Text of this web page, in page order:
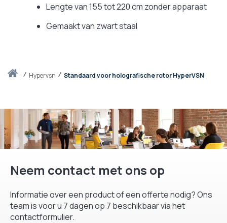
Thuishypervsn Standaard voor holografische rotor HyperVSN
Lengte van 155 tot 220 cm zonder apparaat
Gemaakt van zwart staal
Neem contact met ons op
Informatie over een product of een offerte nodig? Ons
team is voor u 7 dagen op 7 beschikbaar via het
contactformulier.